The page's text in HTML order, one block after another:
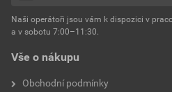
Vše o nákupu
Obchodní podmínky
Naši operátoři jsou vám k dispozici v
a v sobotu 7:00–11:30.